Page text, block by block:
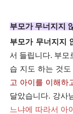
부모가 무너지지
부모가 무너지지
서 들립니다. 부모
습 지도 하는 것
고 아이를 이해하
달았습니다. 강사
느냐에 따라서 아